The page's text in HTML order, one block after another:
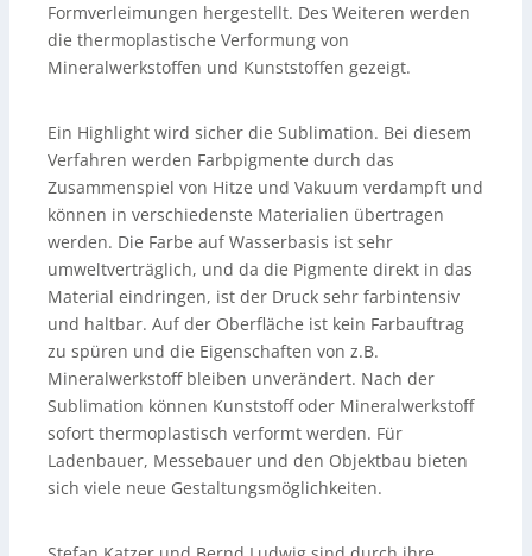
Formverleimungen hergestellt. Des Weiteren werden
die thermoplastische Verformung von
Mineralwerkstoffen und Kunststoffen gezeigt.
Ein Highlight wird sicher die Sublimation. Bei diesem
Verfahren werden Farbpigmente durch das
Zusammenspiel von Hitze und Vakuum verdampft und
können in verschiedenste Materialien übertragen
werden. Die Farbe auf Wasserbasis ist sehr
umweltverträglich, und da die Pigmente direkt in das
Material eindringen, ist der Druck sehr farbintensiv
und haltbar. Auf der Oberfläche ist kein Farbauftrag
zu spüren und die Eigenschaften von z.B.
Mineralwerkstoff bleiben unverändert. Nach der
Sublimation können Kunststoff oder Mineralwerkstoff
sofort thermoplastisch verformt werden. Für
Ladenbauer, Messebauer und den Objektbau bieten
sich viele neue Gestaltungsmöglichkeiten.